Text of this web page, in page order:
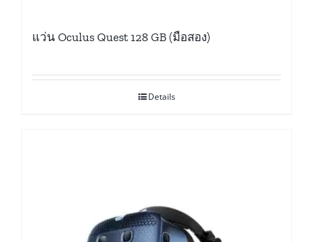
แว่น Oculus Quest 128 GB (มือสอง)
Details